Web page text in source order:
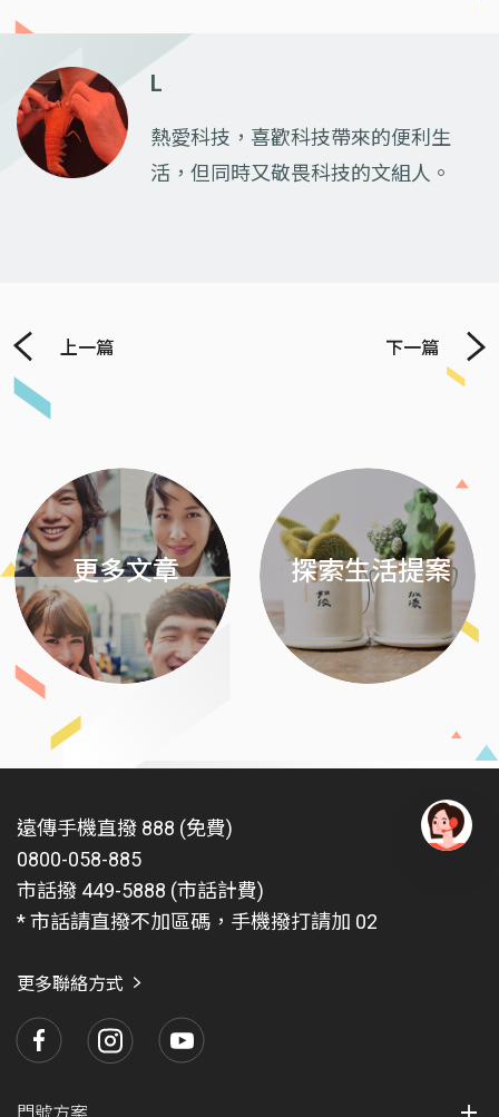
L
熱愛科技，喜歡科技帶來的便利生
活，但同時又敬畏科技的文組人。
上一篇 下一篇
更多文章 探索生活提案
遠傳手機直撥 888 (免費)
0800-058-885
市話撥 449-5888 (市話計費)
* 市話請直撥不加區碼，手機撥打請加 02
更多聯絡方式